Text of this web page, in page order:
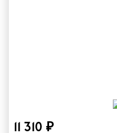
11 310 ₽